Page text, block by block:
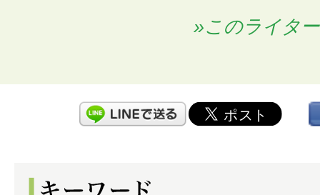
»このライタ